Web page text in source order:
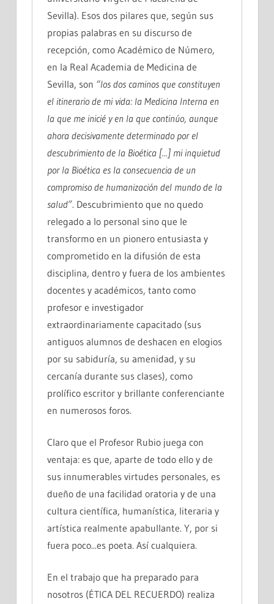
Sevilla). Esos dos pilares que, según sus
propias palabras en su discurso de
recepción, como Académico de Número,
en la Real Academia de Medicina de
Sevilla, son “los dos caminos que constituyen
el itinerario de mi vida: la Medicina Interna en
la que me inicié y en la que continúo, aunque
ahora decisivamente determinado por el
descubrimiento de la Bioética [...] mi inquietud
por la Bioética es la consecuencia de un
compromiso de humanización del mundo de la
salud”. Descubrimiento que no quedo
relegado a lo personal sino que le
transformo en un pionero entusiasta y
comprometido en la difusión de esta
disciplina, dentro y fuera de los ambientes
docentes y académicos, tanto como
profesor e investigador
extraordinariamente capacitado (sus
antiguos alumnos de deshacen en elogios
por su sabiduría, su amenidad, y su
cercanía durante sus clases), como
prolífico escritor y brillante conferenciante
en numerosos foros.
Claro que el Profesor Rubio juega con
ventaja: es que, aparte de todo ello y de
sus innumerables virtudes personales, es
dueño de una facilidad oratoria y de una
cultura científica, humanística, literaria y
artística realmente apabullante. Y, por si
fuera poco...es poeta. Así cualquiera.
En el trabajo que ha preparado para
nosotros (ÉTICA DEL RECUERDO) realiza